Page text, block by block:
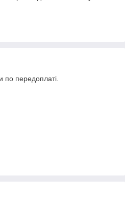
по передоплаті.